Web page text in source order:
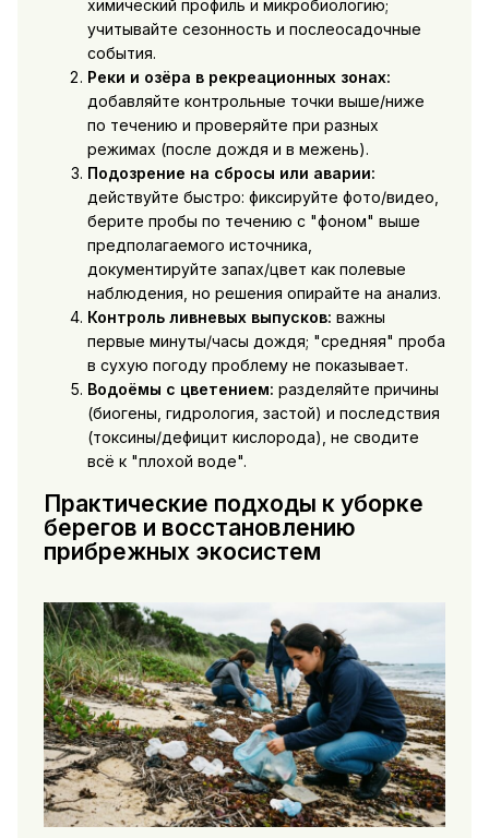
химический профиль и микробиологию;
учитывайте сезонность и послеосадочные
события.
Реки и озёра в рекреационных зонах:
добавляйте контрольные точки выше/ниже
по течению и проверяйте при разных
режимах (после дождя и в межень).
Подозрение на сбросы или аварии:
действуйте быстро: фиксируйте фото/видео,
берите пробы по течению с "фоном" выше
предполагаемого источника,
документируйте запах/цвет как полевые
наблюдения, но решения опирайте на анализ.
Контроль ливневых выпусков: важны
первые минуты/часы дождя; "средняя" проба
в сухую погоду проблему не показывает.
Водоёмы с цветением: разделяйте причины
(биогены, гидрология, застой) и последствия
(токсины/дефицит кислорода), не сводите
всё к "плохой воде".
Практические подходы к уборке
берегов и восстановлению
прибрежных экосистем